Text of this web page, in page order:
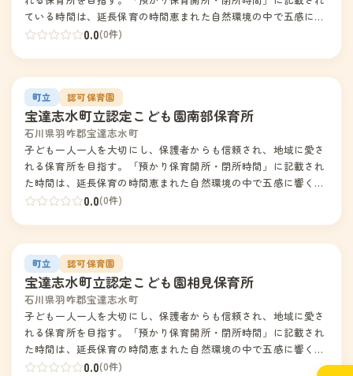
ている時間は、延長保育の時間恵まれた自然環境の中で五感に響
く活動を重ね、地域の人々のぬくもりにふれ、感性豊かなこども
0.0(0件)
2町立 認可保育園
宝達志水町立認定こども園南部保育所
石川県羽咋郡宝達志水町
子ども一人一人を大切にし、保護者からも信頼され、地域に愛さ
れる保育所を目指す。「預かり保育開所・閉所時間」に記載され
た時間は、延長保育の時間恵まれた自然環境の中で五感に響く活
動を重ね、地域の人々のぬくもりに触れ、感性豊かな子どもを育
0.0(0件)
3町立 認可保育園
宝達志水町立認定こども園相見保育所
石川県羽咋郡宝達志水町
子ども一人一人を大切にし、保護者からも信頼され、地域に愛さ
れる保育所を目指す。「預かり保育開所・閉所時間」に記載され
た時間は、延長保育の時間恵まれた自然環境の中で五感に響く活
動を重ね、地域の人々のぬくもりにふれ、感性豊かな子どもを育
0.0(0件)